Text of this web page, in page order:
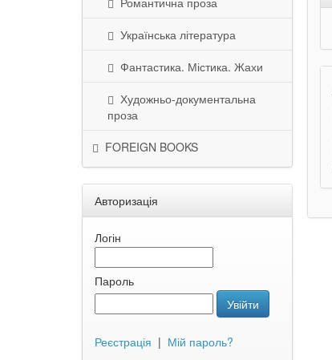
Українська література
Фантастика. Містика. Жахи
Художньо-документальна
проза
FOREIGN BOOKS
Авторизація
Логін
Пароль
Увійти
Реєстрація | Мій пароль?